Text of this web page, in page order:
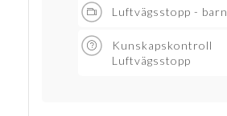
Luftvägsstopp - barn
Kunskapskontroll
Luftvägsstopp